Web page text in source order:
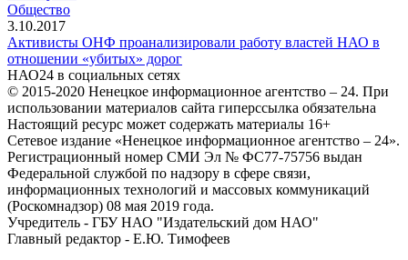
Общество
3.10.2017
Активисты ОНФ проанализировали работу властей НАО в
отношении «убитых» дорог
НАО24 в социальных сетях
© 2015-2020 Ненецкое информационное агентство – 24. При
использовании материалов сайта гиперссылка обязательна
Настоящий ресурс может содержать материалы 16+
Сетевое издание «Ненецкое информационное агентство – 24».
Регистрационный номер СМИ Эл № ФС77-75756 выдан
Федеральной службой по надзору в сфере связи,
информационных технологий и массовых коммуникаций
(Роскомнадзор) 08 мая 2019 года.
Учредитель - ГБУ НАО "Издательский дом НАО"
Главный редактор - Е.Ю. Тимофеев